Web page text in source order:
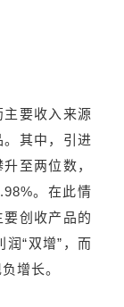
要收入来源
其中，引进
至两位数，
。在此情
创收产品的
“双增”，而
增长。